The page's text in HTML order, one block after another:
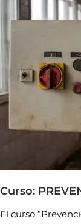
Curso:
El curso